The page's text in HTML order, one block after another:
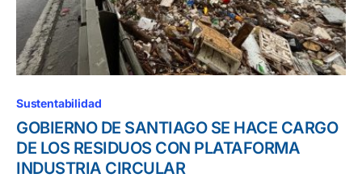
Sustentabilidad
GOBIERNO DE SANTIAGO SE HACE CARGO
DE LOS RESIDUOS CON PLATAFORMA
INDUSTRIA CIRCULAR